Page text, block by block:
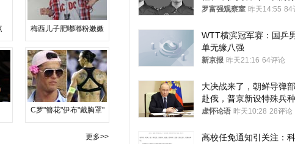
梅西儿子肥嘟嘟粉嫩嫩
C罗"簪花"伊布"戴胸罩"
更多>>
中
罗富强观察室 昨天14:55 84
WTT横滨冠军赛：国乒
单无缘八强
新京报 昨天21:16 64评论
大决战来了，朝鲜导弹
赴俄，普京新设特殊兵种
76岁老将扛旗
虚怀论语 昨天10:28 28评论
高校任免通知引关注：科